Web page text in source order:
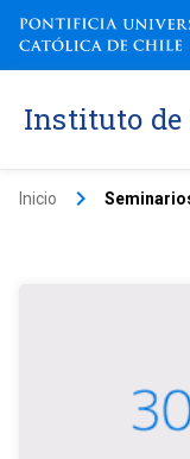
Instituto de
Inicio keyboard_arrow_right